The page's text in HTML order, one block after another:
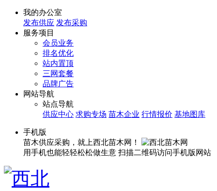
我的办公室
发布供应 发布采购
服务项目
会员业务
排名优化
站内置顶
三网套餐
品牌广告
网站导航
站点导航
供应中心 求购专场 苗木企业 行情报价 基地图库
手机版
苗木供应采购，就上西北苗木网！
用手机也能轻轻松松做生意 扫描二维码访问手机版网站